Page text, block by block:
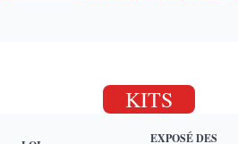
KITS
EXPOSÉ DES